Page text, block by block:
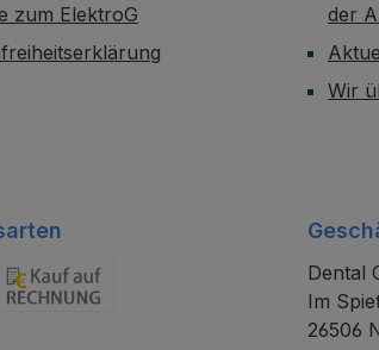
zum ElektroG
der
Wir
Dental
Im
26506